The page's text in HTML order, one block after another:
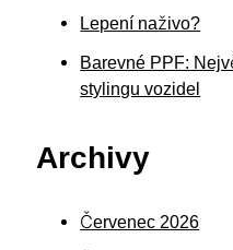
Lepení naživo?
Barevné PPF:
stylingu vozidel
Archivy
Červenec 2026